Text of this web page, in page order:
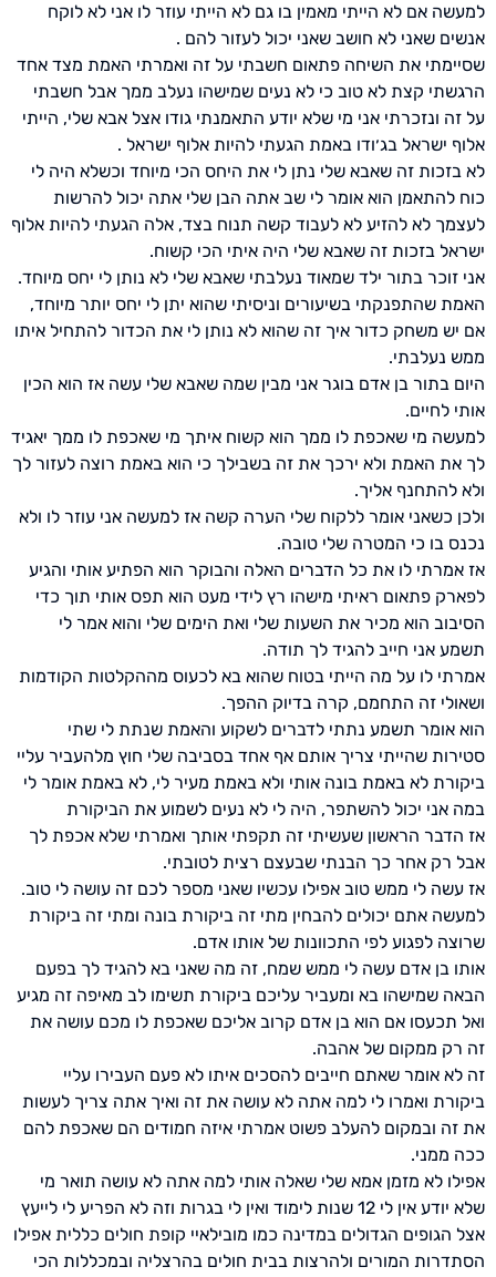
למעשה אם לא הייתי מאמין בו גם לא הייתי עוזר לו אני לא לוקח
אנשים שאני לא חושב שאני יכול לעזור להם .
שסיימתי את השיחה פתאום חשבתי על זה ואמרתי האמת מצד אחד
הרגשתי קצת לא טוב כי לא נעים שמישהו נעלב ממך אבל חשבתי
על זה ונזכרתי אני מי שלא יודע התאמנתי גודו אצל אבא שלי, הייתי
אלוף ישראל בג׳ודו באמת הגעתי להיות אלוף ישראל .
לא בזכות זה שאבא שלי נתן לי את היחס הכי מיוחד וכשלא היה לי
כוח להתאמן הוא אומר לי שב אתה הבן שלי אתה יכול להרשות
לעצמך לא להזיע לא לעבוד קשה תנוח בצד, אלה הגעתי להיות אלוף
ישראל בזכות זה שאבא שלי היה איתי הכי קשוח.
אני זוכר בתור ילד שמאוד נעלבתי שאבא שלי לא נותן לי יחס מיוחד.
האמת שהתפנקתי בשיעורים וניסיתי שהוא יתן לי יחס יותר מיוחד,
אם יש משחק כדור איך זה שהוא לא נותן לי את הכדור להתחיל איתו
ממש נעלבתי.
היום בתור בן אדם בוגר אני מבין שמה שאבא שלי עשה אז הוא הכין
אותי לחיים.
למעשה מי שאכפת לו ממך הוא קשוח איתך מי שאכפת לו ממך יאגיד
לך את האמת ולא ירכך את זה בשבילך כי הוא באמת רוצה לעזור לך
ולא להתחנף אליך.
ולכן כשאני אומר ללקוח שלי הערה קשה אז למעשה אני עוזר לו ולא
נכנס בו כי המטרה שלי טובה.
אז אמרתי לו את כל הדברים האלה והבוקר הוא הפתיע אותי והגיע
לפארק פתאום ראיתי מישהו רץ לידי מעט הוא תפס אותי תוך כדי
הסיבוב הוא מכיר את השעות שלי ואת הימים שלי והוא אמר לי
תשמע אני חייב להגיד לך תודה.
אמרתי לו על מה הייתי בטוח שהוא בא לכעוס מההקלטות הקודמות
ושאולי זה התחמם, קרה בדיוק ההפך.
הוא אומר תשמע נתתי לדברים לשקוע והאמת שנתת לי שתי
סטירות שהייתי צריך אותם אף אחד בסביבה שלי חוץ מלהעביר עליי
ביקורת לא באמת בונה אותי ולא באמת מעיר לי, לא באמת אומר לי
במה אני יכול להשתפר, היה לי לא נעים לשמוע את הביקורת
אז הדבר הראשון שעשיתי זה תקפתי אותך ואמרתי שלא אכפת לך
אבל רק אחר כך הבנתי שבעצם רצית לטובתי.
אז עשה לי ממש טוב אפילו עכשיו שאני מספר לכם זה עושה לי טוב.
למעשה אתם יכולים להבחין מתי זה ביקורת בונה ומתי זה ביקורת
שרוצה לפגוע לפי התכוונות של אותו אדם.
אותו בן אדם עשה לי ממש שמח, זה מה שאני בא להגיד לך בפעם
הבאה שמישהו בא ומעביר עליכם ביקורת תשימו לב מאיפה זה מגיע
ואל תכעסו אם הוא בן אדם קרוב אליכם שאכפת לו מכם עושה את
זה רק ממקום של אהבה.
זה לא אומר שאתם חייבים להסכים איתו לא פעם העבירו עליי
ביקורת ואמרו לי למה אתה לא עושה את זה ואיך אתה צריך לעשות
את זה ובמקום להעלב פשוט אמרתי איזה חמודים הם שאכפת להם
ככה ממני.
אפילו לא מזמן אמא שלי שאלה אותי למה אתה לא עושה תואר מי
שלא יודע אין לי 12 שנות לימוד ואין לי בגרות וזה לא הפריע לי לייעץ
אצל הגופים הגדולים במדינה כמו מובילאיי קופת חולים כללית אפילו
הסתדרות המורים ולהרצות בבית חולים בהרצליה ובמכללות הכי